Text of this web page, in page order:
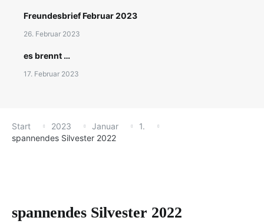
Freundesbrief Februar 2023
26. Februar 2023
es brennt …
17. Februar 2023
Start 2023 Januar
1.
spannendes Silvester 2022
spannendes Silvester 2022